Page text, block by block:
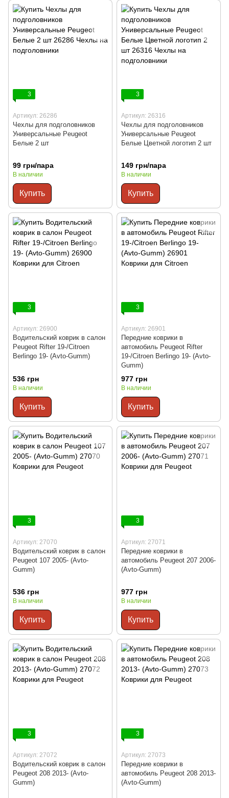
3
Артикул: 26286
Чехлы для подголовников
Универсальные Peugeot
Белые 2 шт
99 грн/пара
В наличии
Купить
3
Артикул: 26316
Чехлы для подголовников
Универсальные Peugeot
Белые Цветной логотип 2 шт
149 грн/пара
В наличии
Купить
3
Артикул: 26900
Водительский коврик в салон
Peugeot Rifter 19-/Citroen
Berlingo 19- (Avto-Gumm)
536 грн
В наличии
Купить
3
Артикул: 26901
Передние коврики в
автомобиль Peugeot Rifter
19-/Citroen Berlingo 19- (Avto-
Gumm)
977 грн
В наличии
Купить
3
Артикул: 27070
Водительский коврик в салон
Peugeot 107 2005- (Avto-
Gumm)
536 грн
В наличии
Купить
3
Артикул: 27071
Передние коврики в
автомобиль Peugeot 207 2006-
(Avto-Gumm)
977 грн
В наличии
Купить
3
Артикул: 27072
Водительский коврик в салон
Peugeot 208 2013- (Avto-
Gumm)
3
Артикул: 27073
Передние коврики в
автомобиль Peugeot 208 2013-
(Avto-Gumm)